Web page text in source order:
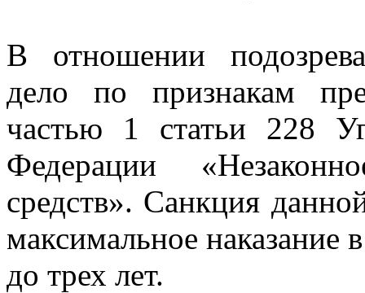
В отношении
дело по признакам
частью 1 статьи 228
Федерации
средств». Санкция
максимальное наказание
до трех лет.